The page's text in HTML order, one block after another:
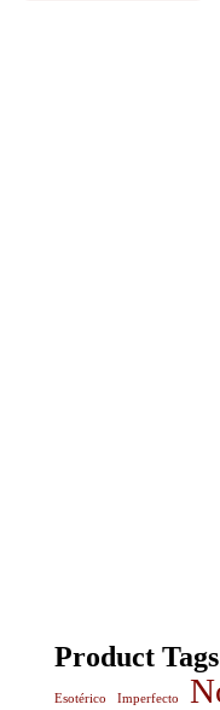
Product Tags
Esotérico Imperfecto